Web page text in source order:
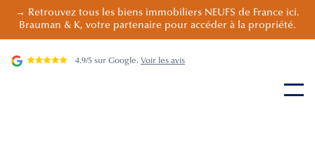
→ Retrouvez tous les biens immobiliers NEUFS de France ici.
Brauman & K, votre partenaire pour accéder à la propriété.
4.9/5 sur Google. Voir les avis